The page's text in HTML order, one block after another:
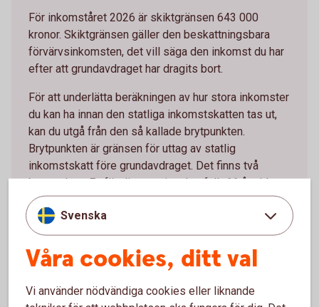
För inkomståret 2026 är skiktgränsen 643 000
kronor. Skiktgränsen gäller den beskattningsbara
förvärvsinkomsten, det vill säga den inkomst du har
efter att grundavdraget har dragits bort.
För att underlätta beräkningen av hur stora inkomster
du kan ha innan den statliga inkomstskatten tas ut,
kan du utgå från den så kallade brytpunkten.
Brytpunkten är gränsen för uttag av statlig
inkomstskatt före grundavdraget. Det finns två
brytpunkter. En för dig som inte har fyllt 66 år vid
årets ingång och en för dig som är 66 år vid årets
ingång.
Du som inte har fyllt 66 år vid årets ingång kan ha en
total årsinkomst på 660 400 kronor (643 000 + 17
vilket motsvarar en månadslön på 55 033 kronor.
Svenska
Våra cookies, ditt val
Vi använder nödvändiga cookies eller liknande